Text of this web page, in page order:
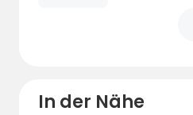
In der Nähe